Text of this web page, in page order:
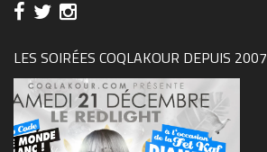
LES SOIRÉES COQLAKOUR DEPUIS 2007